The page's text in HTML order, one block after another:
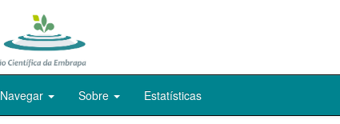
Navegar Sobre Estatísticas